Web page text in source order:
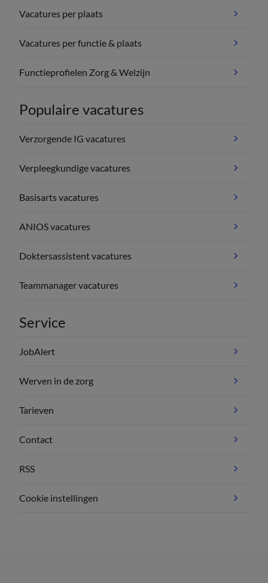
Vacatures per plaats
Vacatures per functie & plaats
Functieprofielen Zorg & Welzijn
Populaire vacatures
Verzorgende IG vacatures
Verpleegkundige vacatures
Basisarts vacatures
ANIOS vacatures
Doktersassistent vacatures
Teammanager vacatures
Service
JobAlert
Werven in de zorg
Tarieven
Contact
RSS
Cookie instellingen